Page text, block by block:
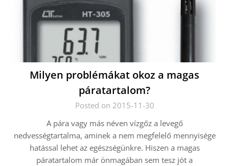
Milyen problémákat okoz a magas
páratartalom?
Posted on 2015-11-30
A pára vagy más néven vízgőz a levegő
nedvességtartalma, aminek a nem megfelelő mennyisége
hatással lehet az egészségünkre. Hiszen a magas
páratartalom már önmagában sem tesz jót a